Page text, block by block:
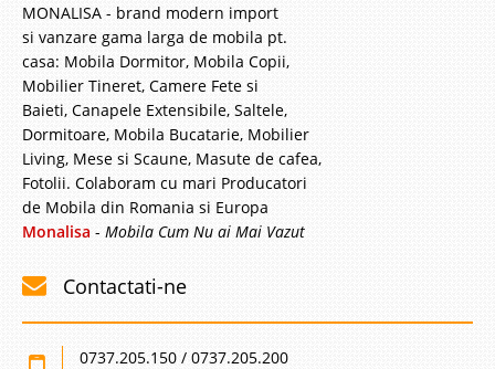
MONALISA - brand modern import
si vanzare gama larga de mobila pt.
casa: Mobila Dormitor, Mobila Copii,
Mobilier Tineret, Camere Fete si
Baieti, Canapele Extensibile, Saltele,
Dormitoare, Mobila Bucatarie, Mobilier
Living, Mese si Scaune, Masute de cafea,
Fotolii. Colaboram cu mari Producatori
de Mobila din Romania si Europa
Monalisa - Mobila Cum Nu ai Mai Vazut
Contactati-ne
0737.205.150 / 0737.205.200